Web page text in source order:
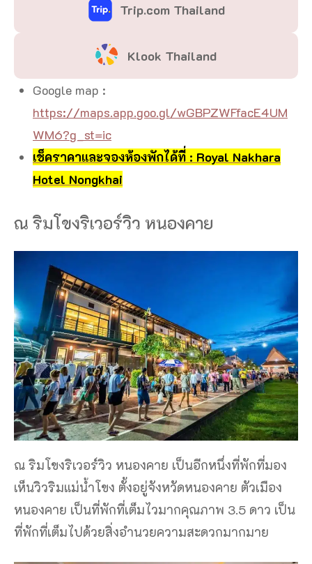
Trip.com Thailand
Klook Thailand
Google map :
https://maps.app.goo.gl/wGBPZWFfacE4UM
WM6?g_st=ic
เช็คราคาและจองห้องพักได้ที่ : Royal Nakhara
Hotel Nongkhai
ณ ริมโขงริเวอร์วิว หนองคาย
ณ ริมโขงริเวอร์วิว หนองคาย เป็นอีกหนึ่งที่พักที่มอง
เห็นวิวริมแม่น้ำโขง ตั้งอยู่จังหวัดหนองคาย ตัวเมือง
หนองคาย เป็นที่พักที่เต็มไวมากคุณภาพ 3.5 ดาว เป็น
ที่พักที่เต็มไปด้วยสิ่งอำนวยความสะดวกมากมาย